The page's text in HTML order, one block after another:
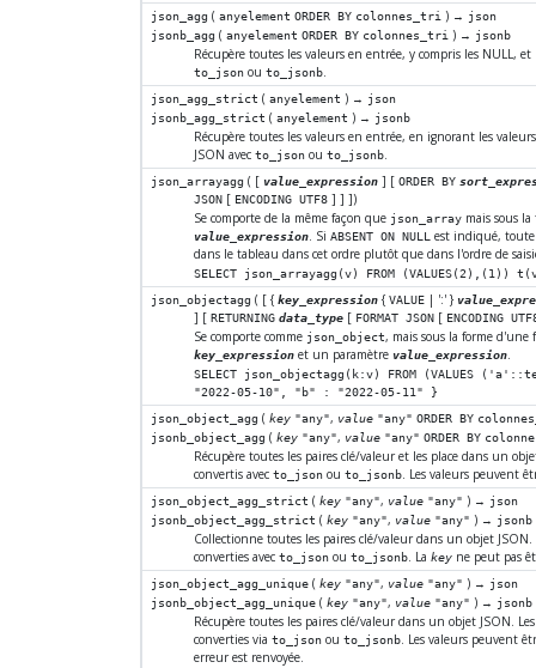
json_agg (anyelement ORDER BY colonnes_tri ) → json
jsonb_agg (anyelement ORDER BY colonnes_tri ) → jsonb
Récupère toutes les valeurs en entrée, y compris les NULL,
to_jsonou to_jsonb.
json_agg_strict (anyelement ) → json
jsonb_agg_strict (anyelement ) → jsonb
Récupère toutes les valeurs en entrée, en ignorant les
JSON avec to_jsonou to_jsonb.
json_arrayagg ( [ value_expression ] [ ORDER BY
JSON[ ENCODING UTF8 ] ] ])
Se comporte de la même façon que json_arraymais sous la
value_expression. Si ABSENT ON NULLest indiqué, toute
dans le tableau dans cet ordre plutôt que dans l'ordre de
SELECT json_arrayagg(v) FROM (VALUES(2),(1))
json_objectagg ( [{key_expression{VALUE | ':' }
] [ RETURNING data_type[ FORMAT JSON[ ENCODING
Se comporte comme json_object, mais sous la forme
key_expressionet un paramètre value_expression.
SELECT json_objectagg(k:v) FROM (VALUES
"2022-05-10", "b" : "2022-05-11" }
json_object_agg (key "any", value "any" ORDER BY
jsonb_object_agg (key "any", value "any" ORDER BY
Récupère toutes les paires clé/valeur et les place dans un
convertis avec to_jsonou to_jsonb. Les valeurs peuvent
json_object_agg_strict (key "any", value "any" ) → json
jsonb_object_agg_strict (key "any", value "any" ) → jsonb
Collectionne toutes les paires clé/valeur dans un objet
converties avec to_jsonou to_jsonb. La keyne peut pas
json_object_agg_unique (key "any", value "any" ) → json
jsonb_object_agg_unique (key "any", value "any" ) → jsonb
Récupère toutes les paires clé/valeur dans un objet JSON.
converties via to_jsonou to_jsonb. Les valeurs peuvent
erreur est renvoyée.